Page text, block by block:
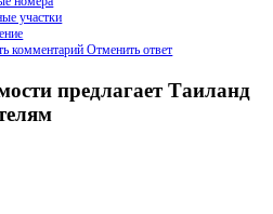
участки
комментарий Отменить ответ
предлагает Таиланд